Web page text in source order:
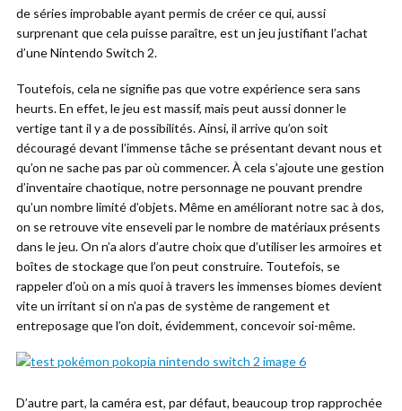
de séries improbable ayant permis de créer ce qui, aussi
surprenant que cela puisse paraître, est un jeu justifiant l’achat
d’une Nintendo Switch 2.
Toutefois, cela ne signifie pas que votre expérience sera sans
heurts. En effet, le jeu est massif, mais peut aussi donner le
vertige tant il y a de possibilités. Ainsi, il arrive qu’on soit
découragé devant l’immense tâche se présentant devant nous et
qu’on ne sache pas par où commencer. À cela s’ajoute une gestion
d’inventaire chaotique, notre personnage ne pouvant prendre
qu’un nombre limité d’objets. Même en améliorant notre sac à dos,
on se retrouve vite enseveli par le nombre de matériaux présents
dans le jeu. On n’a alors d’autre choix que d’utiliser les armoires et
boîtes de stockage que l’on peut construire. Toutefois, se
rappeler d’où on a mis quoi à travers les immenses biomes devient
vite un irritant si on n’a pas de système de rangement et
entreposage que l’on doit, évidemment, concevoir soi-même.
D’autre part, la caméra est, par défaut, beaucoup trop rapprochée